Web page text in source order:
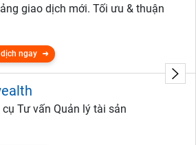
giao dịch mới. Tối ưu & thuận
ngay
cụ Tư vấn Quản lý tài sản